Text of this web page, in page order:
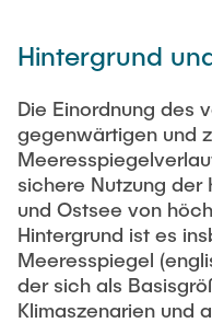
Versuchslabor
Versuchsrinne
Modellfischtreppe
Hintergrund
Die Einordnung des
gegenwärtigen und
sichere Nutzung der
und Ostsee von
Hintergrund ist es
Meeresspiegel
der sich als
Klimaszenarien und